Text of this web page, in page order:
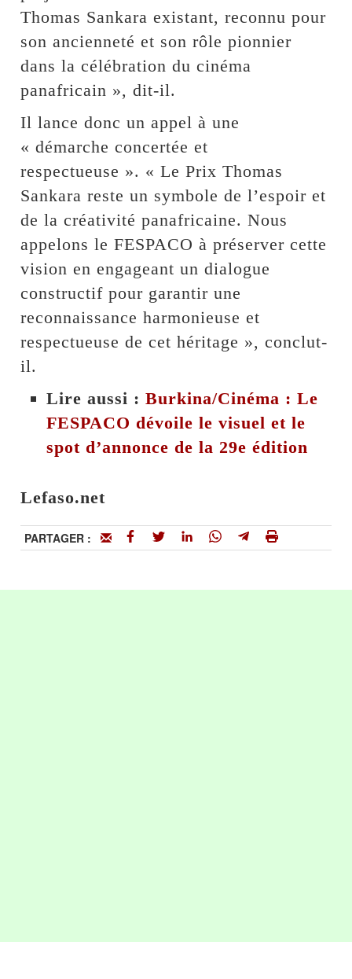
Thomas Sankara existant, reconnu pour
son ancienneté et son rôle pionnier
dans la célébration du cinéma
panafricain », dit-il.
Il lance donc un appel à une
« démarche concertée et
respectueuse ». « Le Prix Thomas
Sankara reste un symbole de l’espoir et
de la créativité panafricaine. Nous
appelons le FESPACO à préserver cette
vision en engageant un dialogue
constructif pour garantir une
reconnaissance harmonieuse et
respectueuse de cet héritage », conclut-
il.
Lire aussi :Burkina/Cinéma : Le
FESPACO dévoile le visuel et le
spot d’annonce de la 29e édition
Lefaso.net
PARTAGER :